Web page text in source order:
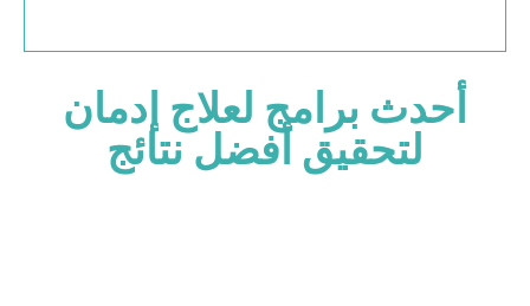
أحدث برامج لعلاج إدمان
لتحقيق أفضل نتائج